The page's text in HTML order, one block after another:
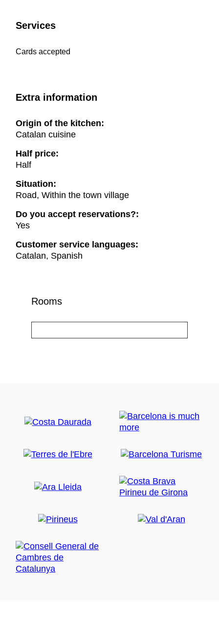
Services
Cards accepted
Extra information
Origin of the kitchen:
Catalan cuisine
Half price:
Half
Situation:
Road, Within the town village
Do you accept reservations?:
Yes
Customer service languages:
Catalan, Spanish
Rooms